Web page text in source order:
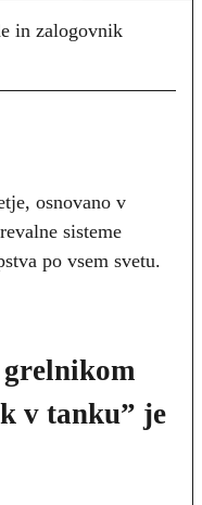
in zalogovnik
osnovano v
sisteme
po vsem svetu.
grelnikom
v tanku” je